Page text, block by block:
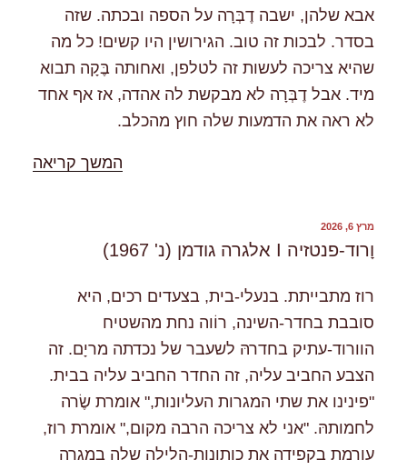
אבא שלהן, ישבה דֶבְּרָה על הספה ובכתה. שזה
בסדר. לבכות זה טוב. הגירושין היו קשים! כל מה
שהיא צריכה לעשות זה לטלפן, ואחותה בֶּקָה תבוא
מיד. אבל דֶבְּרָה לא מבקשת לה אהדה, אז אף אחד
לא ראה את הדמעות שלה חוץ מהכלב.
המשך קריאה
פורסם
מרץ 6, 2026
וָרוד-פנטזיה I אלגרה גודמן (נ' 1967)
רוז מתבייתת. בנעלי-בית, בצעדים רכים, היא
סובבת בחדר-השינה, רוֹוה נחת מהשטיח
הוורוד-עתיק בחדרהּ לשעבר של נכדתה מריָם. זה
הצבע החביב עליה, זה החדר החביב עליה בבית.
"פינינו את שתי המגרות העליונות," אומרת שֶׂרה
לחמותהּ. "אני לא צריכה הרבה מקום," אומרת רוז,
עורמת בקפידה את כותונות-הלילה שלה במגרה